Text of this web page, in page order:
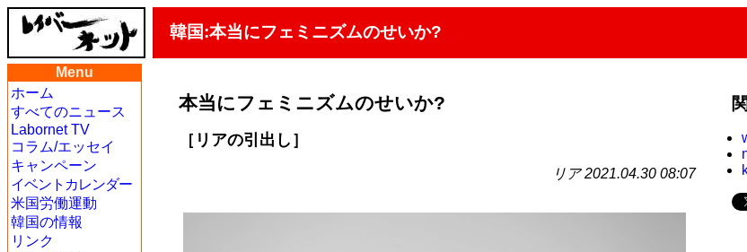
韓国:本当にフェミニズムのせいか?
Menu
ホーム
すべてのニュース
Labornet TV
コラム/エッセイ
キャンペーン
イベントカレンダー
米国労働運動
韓国の情報
リンク
本当にフェミニズムのせいか?
［リアの引出し］
リア 2021.04.30 08:07